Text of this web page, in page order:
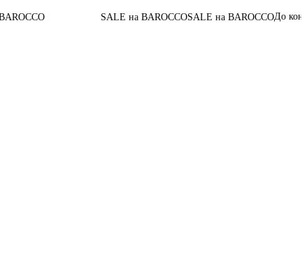
SALE на BAROCCOSALE на BAROCCOДо конца акции06